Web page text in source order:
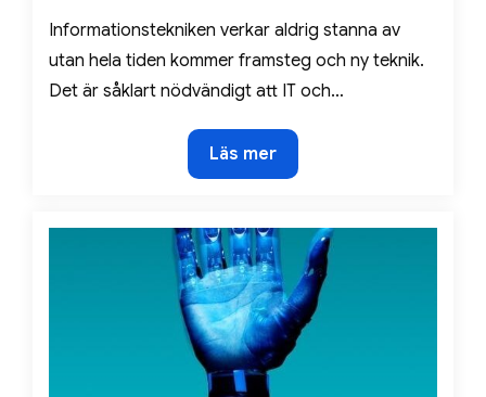
Informationstekniken verkar aldrig stanna av
utan hela tiden kommer framsteg och ny teknik.
Det är såklart nödvändigt att IT och…
IT-
utveckling
möjligheter
Läs mer